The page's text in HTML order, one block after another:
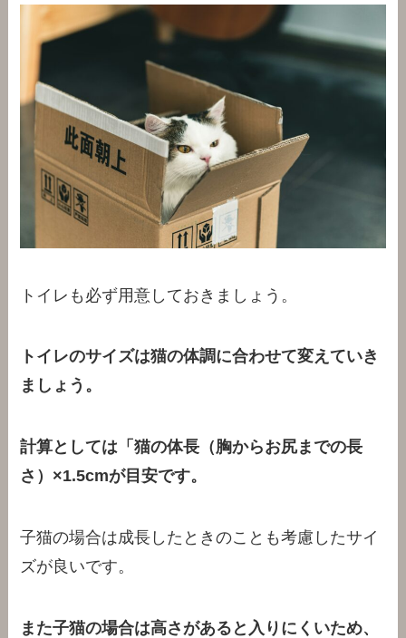
トイレも必ず用意しておきましょう。
トイレのサイズは猫の体調に合わせて変えていき
ましょう。
計算としては「猫の体長（胸からお尻までの長
さ）×1.5cmが目安です。
子猫の場合は成長したときのことも考慮したサイ
ズが良いです。
また子猫の場合は高さがあると入りにくいため、